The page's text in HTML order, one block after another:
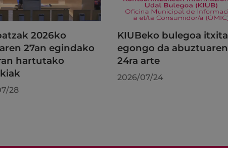
2026ko
27an egindako
hartutako
28
KIUBeko bulegoa itxita
egongo da abuztuaren
24ra arte
2026/07/24